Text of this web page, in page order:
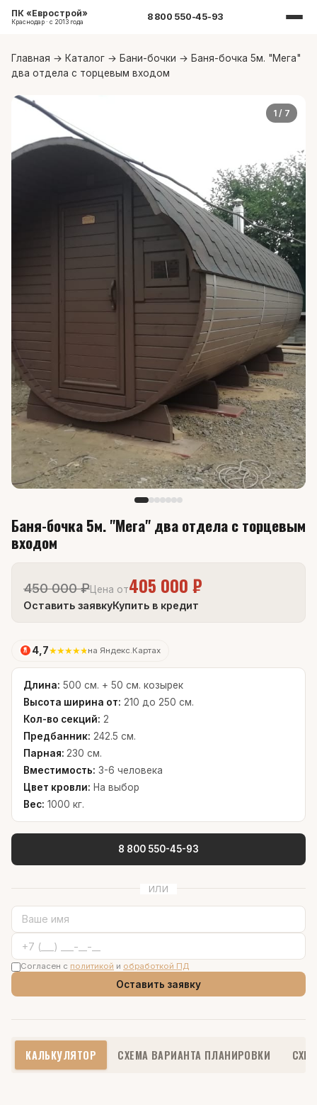
ПК «Еврострой»
Краснодар · с 2013 года 8 800 550-45-93
Главная → Каталог → Бани-бочки → Баня-бочка 5м. "Мега"
два отдела с торцевым входом
1 / 7
Баня-бочка 5м. "Мега" два отдела с торцевым
входом
450 000 ₽ Цена от405 000 ₽
Оставить заявкуКупить в кредит
4,7★★★★★ на Яндекс.Картах
Длина: 500 см. + 50 см. козырек
Высота ширина от: 210 до 250 см.
Кол-во секций: 2
Предбанник: 242.5 см.
Парная: 230 см.
Вместимость: 3-6 человека
Цвет кровли: На выбор
Вес: 1000 кг.
8 800 550-45-93
ИЛИ
Согласен с политикой и обработкой ПД
Оставить заявку
КАЛЬКУЛЯТОР СХЕМА ВАРИАНТА ПЛАНИРОВКИ